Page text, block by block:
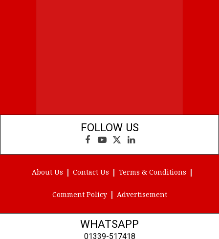
FOLLOW US
Facebook
YouTube
X
(Twitter)
LinkedIn
About Us Contact Us Terms & Conditions
Comment Policy Advertisement
WHATSAPP
01339-517418